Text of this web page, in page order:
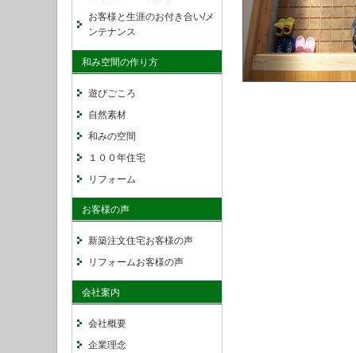
お客様と生涯のお付き合い/メ
ンテナンス
和み空間の作り方
遊びごころ
自然素材
和みの空間
１００年住宅
リフォーム
お客様の声
新築注文住宅お客様の声
リフォームお客様の声
会社案内
会社概要
企業理念